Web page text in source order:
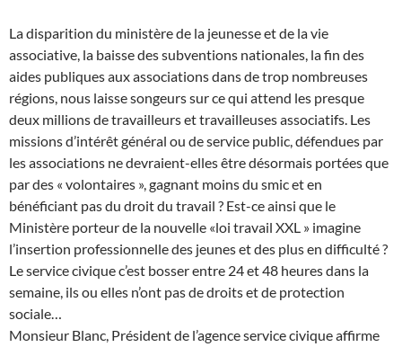
La disparition du ministère de la jeunesse et de la vie
associative, la baisse des subventions nationales, la fin des
aides publiques aux associations dans de trop nombreuses
régions, nous laisse songeurs sur ce qui attend les presque
deux millions de travailleurs et travailleuses associatifs. Les
missions d’intérêt général ou de service public, défendues par
les associations ne devraient-elles être désormais portées que
par des « volontaires », gagnant moins du smic et en
bénéficiant pas du droit du travail ? Est-ce ainsi que le
Ministère porteur de la nouvelle «loi travail XXL » imagine
l’insertion professionnelle des jeunes et des plus en difficulté ?
Le service civique c’est bosser entre 24 et 48 heures dans la
semaine, ils ou elles n’ont pas de droits et de protection
sociale…
Monsieur Blanc, Président de l’agence service civique affirme